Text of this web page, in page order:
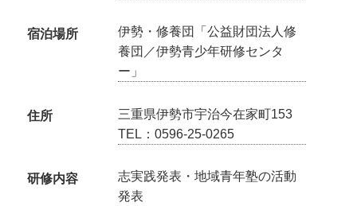
宿泊場所
伊勢・修養団「公益財団法人修
養団／伊勢青少年研修センタ
ー」
住所
三重県伊勢市宇治今在家町153
TEL：0596-25-0265
研修内容
志実践発表・地域青年塾の活動
発表